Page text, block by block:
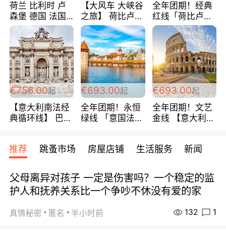
荷兰 比利时 卢
森堡 德国 法国
超爽玩遍西欧 循
环线 全程四星宾
馆 108欧/人/天
【大风车 大峡谷
之旅】 荷比卢德
法 巴黎上下 经
典五国四日游
488欧/人
全年团期！经典
红线「荷比卢德
法」七天循环 五
国 仅售99欧/人/
天！巴黎上下！
包拼房~
€756.00起
【意大利南法经
典循环线】 巴黎
宾馆 108欧/天起
全程756欧/位
€693.00起
全年团期！永恒
绿线 「意国法
欧/天起 ~包拼房
€693.00起
全年团期！文艺
金线 【意大利一
每周铁发！
推荐 跳蚤市场 房屋店铺 生活服务 新闻
父母离异对孩子 一定是伤害吗？一个稳定的监
护人和抚养关系比一个争吵不休没有爱的家
真情秘密 匿名 半小时前 132 1